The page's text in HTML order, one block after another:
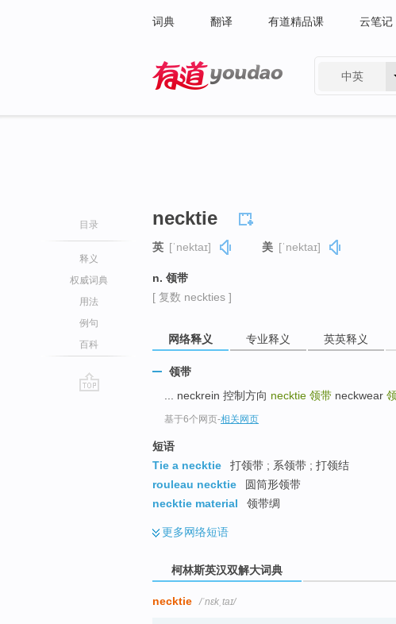
词典 翻译 有道精品课 云笔记
中英
目录
释义
权威词典
用法
例句
百科
necktie
英 [ˈnektaɪ] 美 [ˈnektaɪ]
n. 领带
[ 复数 neckties ]
网络释义 专业释义 英英释义
领带
... neckrein 控制方向 necktie 领带 neckwear
基于6个网页-相关网页
短语
Tie a necktie
打领带 ; 系领带 ; 打领结
rouleau necktie
圆筒形领带
necktie material
领带绸
更多网络短语
柯林斯英汉双解大词典
necktie /ˈnɛkˌtaɪ/